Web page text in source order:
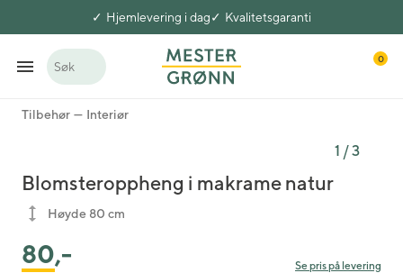
Hjemlevering i dag Kvalitetsgaranti
Søk
0
Tilbehør Interiør
1 /3
Blomsteroppheng i makrame natur
Høyde 80 cm
80,- Se pris på levering